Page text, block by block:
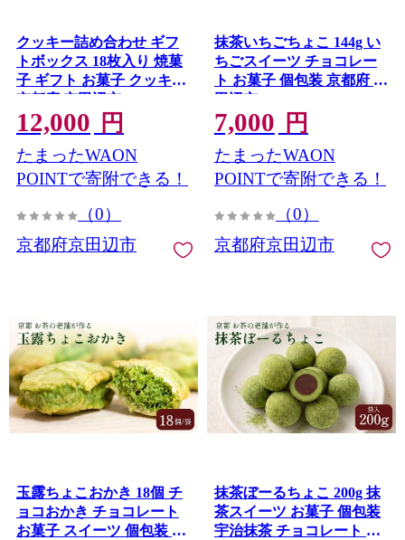
クッキー詰め合わせ ギフ
トボックス 18枚入り 焼菓
子 ギフト お菓子 クッキー
京都府 京田辺市
12,000 円
たまったWAON
POINTで寄附できる！
（0）
京都府京田辺市
抹茶いちごちょこ 144g い
ちごスイーツ チョコレー
ト お菓子 個包装 京都府 京
田辺市
7,000 円
たまったWAON
POINTで寄附できる！
（0）
京都府京田辺市
玉露ちょこおかき 18個 チ
ョコおかき チョコレート
お菓子 スイーツ 個包装 京
抹茶ぼーるちょこ 200g 抹
茶スイーツ お菓子 個包装
宇治抹茶 チョコレート 京